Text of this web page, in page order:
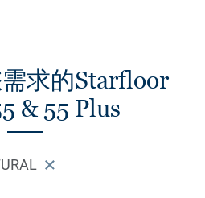
求的Starfloor
& 55 Plus